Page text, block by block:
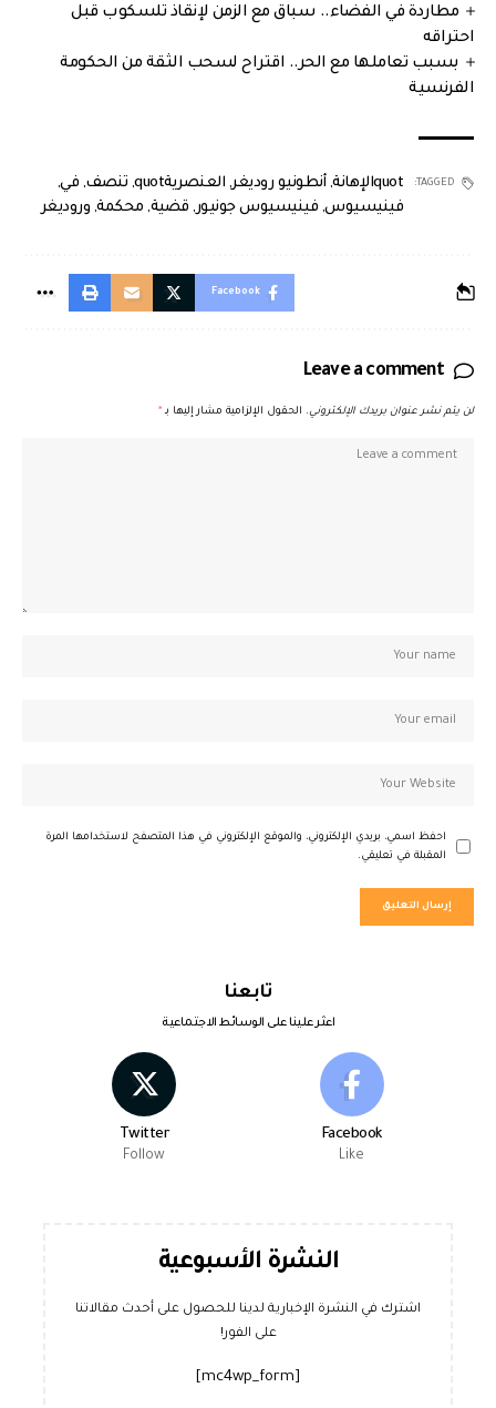
مطاردة في الفضاء.. سباق مع الزمن لإنقاذ تلسكوب قبل
احتراقه
بسبب تعاملها مع الحر.. اقتراح لسحب الثقة من الحكومة
الفرنسية
TAGGED: quotالإهانة , أنطونيو روديغر, العنصريةquot , تنصف, في,
فينيسيوس, فينيسيوس جونيور , قضية, محكمة, وروديغر
Facebook
Leave a comment
لن يتم نشر عنوان بريدك الإلكتروني. الحقول الإلزامية مشار إليها بـ *
احفظ اسمي، بريدي الإلكتروني، والموقع الإلكتروني في هذا المتصفح لاستخدامها المرة
المقبلة في تعليقي.
تابعنا
اعثر علينا على الوسائط الاجتماعية
Facebook
Like
Twitter
Follow
النشرة الأسبوعية
اشترك في النشرة الإخبارية لدينا للحصول على أحدث مقالاتنا
على الفور!